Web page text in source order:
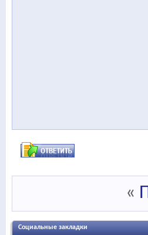
«
Социальные закладки